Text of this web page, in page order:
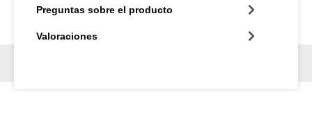
Preguntas sobre el producto
Valoraciones